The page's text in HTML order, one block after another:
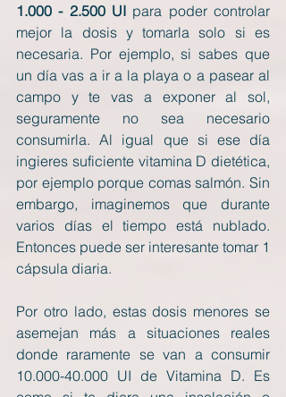
1.000 - 2.500 UI para poder controlar
mejor la dosis y tomarla solo si es
necesaria. Por ejemplo, si sabes que
un día vas a ir a la playa o a pasear al
campo y te vas a exponer al sol,
seguramente no sea necesario
consumirla. Al igual que si ese día
ingieres suficiente vitamina D dietética,
por ejemplo porque comas salmón. Sin
embargo, imaginemos que durante
varios días el tiempo está nublado.
Entonces puede ser interesante tomar 1
cápsula diaria.
Por otro lado, estas dosis menores se
asemejan más a situaciones reales
donde raramente se van a consumir
10.000-40.000 UI de Vitamina D. Es